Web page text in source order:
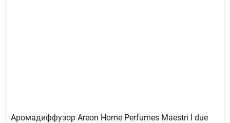
Аромадиффузор Areon Home Perfumes Maestri I due